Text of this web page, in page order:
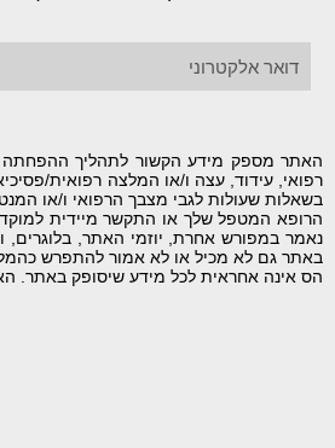
האתר מספק מידע הקשור לתהליך ההפחתה
רפואי, עידוד, עצה ו/או המלצה רפואית/
בשאלות שעולות לגבי מצבך הרפואי ו/או
הרופא המטפל שלך או התקשר מיידית
נאמר במפורש אחרת, יוזמי האתר,
באתר גם לא מכיל או לא אמור להתפרש
הס אינה אחראית לכל מידע שיסופק באתר.